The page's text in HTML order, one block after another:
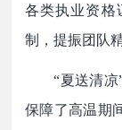
各类执业资格
制，提振团队
“夏送清
保障了高温期